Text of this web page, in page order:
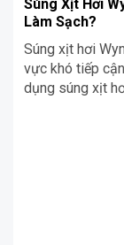
Súng Xịt Hơi
Làm Sạch?
Súng xịt hơi
vực khó tiếp
dụng súng xịt